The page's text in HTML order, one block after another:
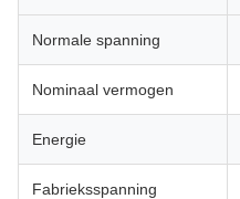
Normale spanning
Nominaal vermogen
Energie
Fabrieksspanning